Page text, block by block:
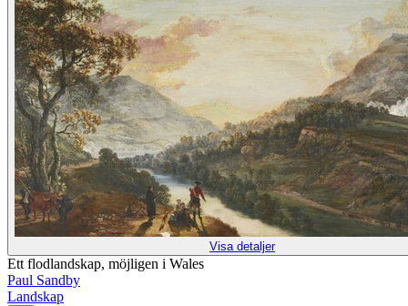
Visa detaljer
Ett flodlandskap, möjligen i Wales
Paul Sandby
Landskap